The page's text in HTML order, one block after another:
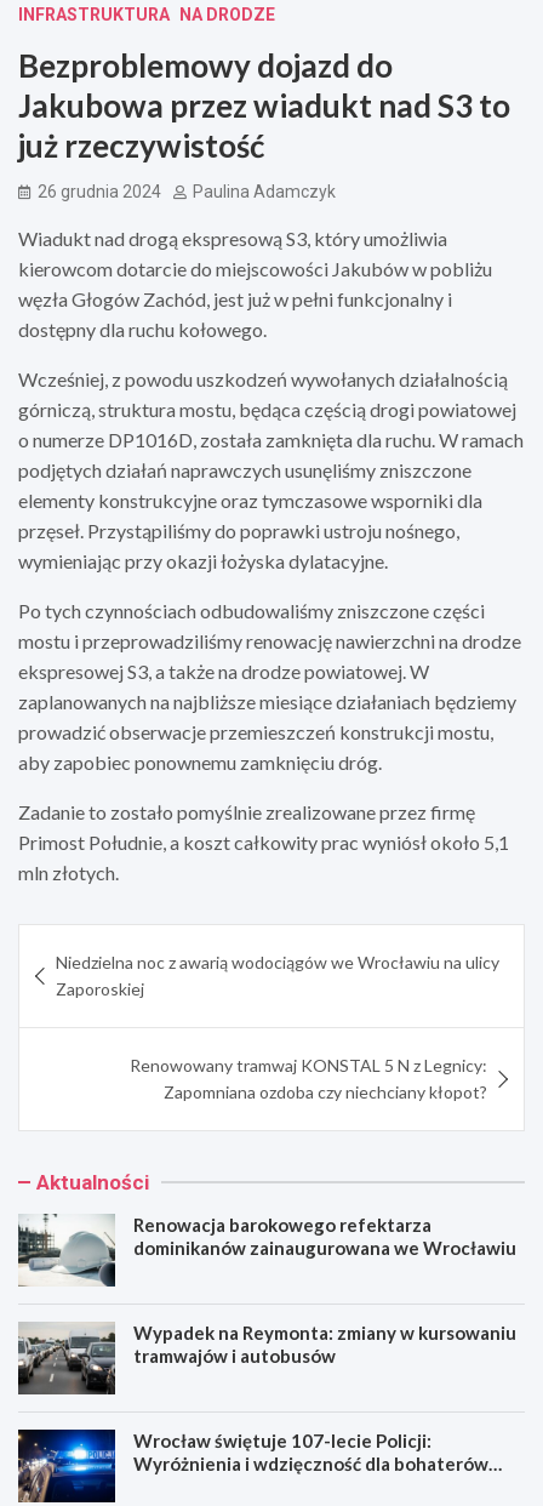
INFRASTRUKTURA NA DRODZE
Bezproblemowy dojazd do
Jakubowa przez wiadukt nad S3 to
już rzeczywistość
26 grudnia 2024 Paulina Adamczyk
Wiadukt nad drogą ekspresową S3, który umożliwia
kierowcom dotarcie do miejscowości Jakubów w pobliżu
węzła Głogów Zachód, jest już w pełni funkcjonalny i
dostępny dla ruchu kołowego.
Wcześniej, z powodu uszkodzeń wywołanych działalnością
górniczą, struktura mostu, będąca częścią drogi powiatowej
o numerze DP1016D, została zamknięta dla ruchu. W ramach
podjętych działań naprawczych usunęliśmy zniszczone
elementy konstrukcyjne oraz tymczasowe wsporniki dla
przęseł. Przystąpiliśmy do poprawki ustroju nośnego,
wymieniając przy okazji łożyska dylatacyjne.
Po tych czynnościach odbudowaliśmy zniszczone części
mostu i przeprowadziliśmy renowację nawierzchni na drodze
ekspresowej S3, a także na drodze powiatowej. W
zaplanowanych na najbliższe miesiące działaniach będziemy
prowadzić obserwacje przemieszczeń konstrukcji mostu,
aby zapobiec ponownemu zamknięciu dróg.
Zadanie to zostało pomyślnie zrealizowane przez firmę
Primost Południe, a koszt całkowity prac wyniósł około 5,1
mln złotych.
wpisu
Niedzielna noc z awarią wodociągów we Wrocławiu na ulicy
Zaporoskiej
Renowowany tramwaj KONSTAL 5 N z Legnicy:
Zapomniana ozdoba czy niechciany kłopot?
Aktualności
Renowacja barokowego refektarza
dominikanów zainaugurowana we Wrocławiu
Wypadek na Reymonta: zmiany w kursowaniu
tramwajów i autobusów
Wrocław świętuje 107-lecie Policji:
Wyróżnienia i wdzięczność dla bohaterów